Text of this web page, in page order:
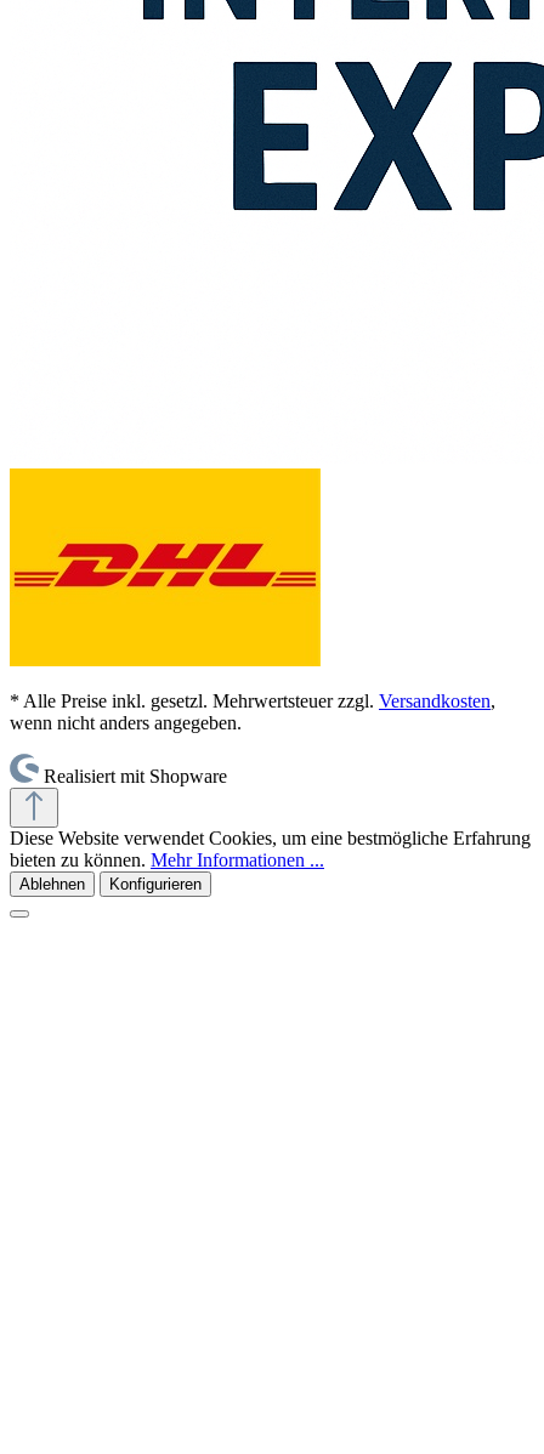
* Alle Preise inkl. gesetzl. Mehrwertsteuer zzgl. Versandkosten,
wenn nicht anders angegeben.
Realisiert mit Shopware
Diese Website verwendet Cookies, um eine bestmögliche Erfahrung
bieten zu können. Mehr Informationen ...
Ablehnen Konfigurieren